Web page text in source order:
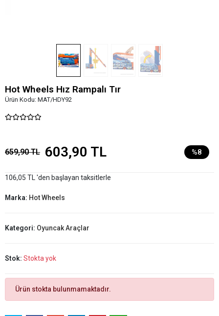
Hot Wheels Hız Rampalı Tır
Ürün Kodu: MAT/HDY92
659,90 TL 603,90 TL %8
106,05 TL 'den başlayan taksitlerle
Marka: Hot Wheels
Kategori: Oyuncak Araçlar
Stok: Stokta yok
Ürün stokta bulunmamaktadır.